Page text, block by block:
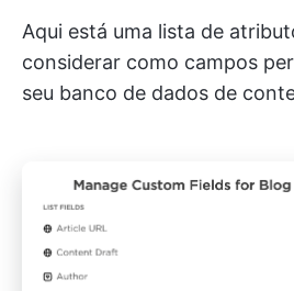
Aqui está uma lista de
considerar como campos
seu banco de dados de